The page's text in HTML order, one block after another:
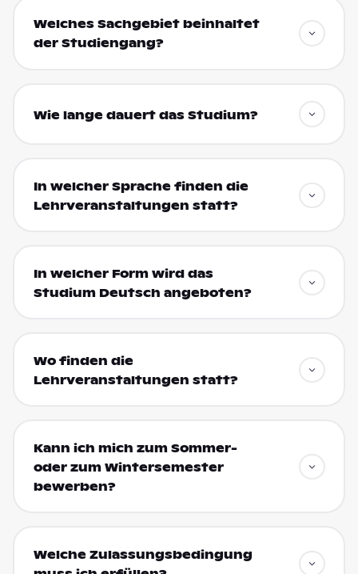
Welches Sachgebiet beinhaltet
der Studiengang?
Wie lange dauert das Studium?
In welcher Sprache finden die
Lehrveranstaltungen statt?
In welcher Form wird das
Studium Deutsch angeboten?
Wo finden die
Lehrveranstaltungen statt?
Kann ich mich zum Sommer-
oder zum Wintersemester
bewerben?
Welche Zulassungsbedingung